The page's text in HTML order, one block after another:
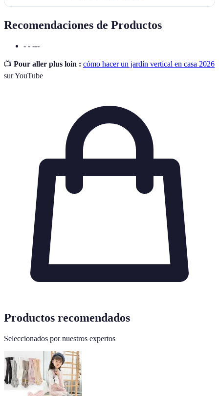
Recomendaciones de Productos
- - ---
📺 Pour aller plus loin : cómo hacer un jardín vertical en casa 2026
sur YouTube
Productos recomendados
Seleccionados por nuestros expertos